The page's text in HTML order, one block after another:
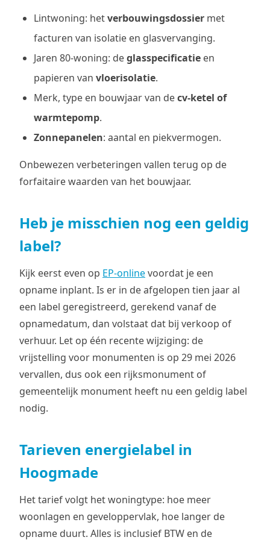
Lintwoning: hetverbouwingsdossier met
facturen van isolatie en glasvervanging.
Jaren 80-woning: deglasspecificatie en
papieren van vloerisolatie.
Merk, type en bouwjaar van decv-ketel of
warmtepomp.
Zonnepanelen: aantal en piekvermogen.
Onbewezen verbeteringen vallen terug op de
forfaitaire waarden van het bouwjaar.
Heb je misschien nog een geldig
label?
Kijk eerst even op EP-onlinevoordat je een
opname inplant. Is er in de afgelopen tien jaar al
een label geregistreerd, gerekend vanaf de
opnamedatum, dan volstaat dat bij verkoop of
verhuur. Let op één recente wijziging: de
vrijstelling voor monumenten is op 29 mei 2026
vervallen, dus ook een rijksmonument of
gemeentelijk monument heeft nu een geldig label
nodig.
Tarieven energielabel in
Hoogmade
Het tarief volgt het woningtype: hoe meer
woonlagen en geveloppervlak, hoe langer de
opname duurt. Alles is inclusief BTW en de